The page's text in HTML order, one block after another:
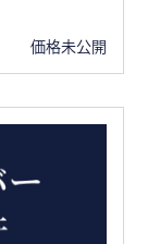
価格未公開